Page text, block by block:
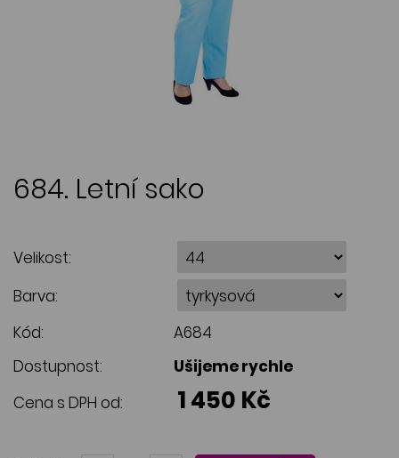
684. Letní sako
Velikost:
Barva:
Kód:
A684
Dostupnost:
Ušijeme rychle
Cena s DPH od:
1 450 Kč